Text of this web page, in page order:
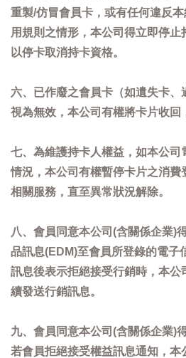
重製/仿冒會員卡，或有任何違反
用規則之情形，本公司得立即停
以停卡取消持卡資格。
六、已作廢之會員卡（如遺失卡、
視為無效，本公司有權將卡片收回
七、為維護持卡人權益，如本公司
情況，本公司有權暫停卡片之消費
相關服務，直至異常狀況解除。
八、會員同意本公司(含關係企業)
品訊息(EDM)至會員所登錄的電子
訊息後表示拒絕接受行銷時，本公
續發送行銷訊息。
九、會員同意本公司(含關係企業)
若會員拒絕接受權益訊息通知，本